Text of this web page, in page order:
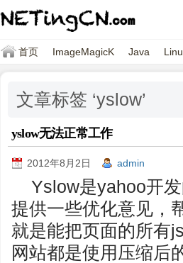
首页 ImageMagicK Java
文章标签 ‘yslow’
yslow无法正常工作
2012年8月2日 admin
Yslow是yahoo开
提供一些优化意见，
就是能把页面的所有
网站都是使用压缩后